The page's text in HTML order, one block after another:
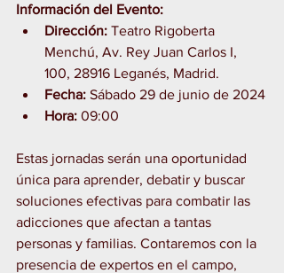
Información del Evento:
Dirección: Teatro Rigoberta
Menchú, Av. Rey Juan Carlos I,
100, 28916 Leganés, Madrid.
Fecha: Sábado 29 de junio de 2024
Hora: 09:00
Estas jornadas serán una oportunidad
única para aprender, debatir y buscar
soluciones efectivas para combatir las
adicciones que afectan a tantas
personas y familias. Contaremos con la
presencia de expertos en el campo,